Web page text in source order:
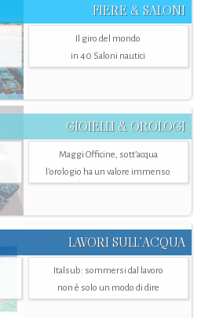
FIERE & SALONI
Il giro del mondo
in 40 Saloni nautici
GIOIELLI & OROLOGI
Maggi Officine, sott’acqua
l'orologio ha un valore immenso
LAVORI SULL’ACQUA
Italsub: sommersi dal lavoro
non è solo un modo di dire